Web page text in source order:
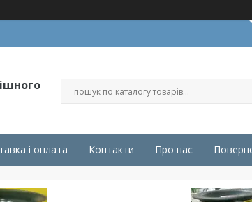
і оплата Контакти Про нас